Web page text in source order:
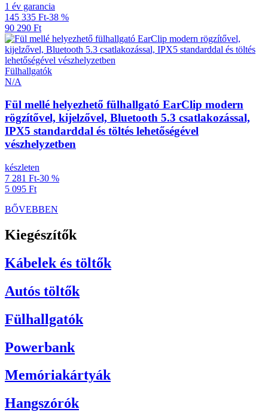
1 év garancia
145 335 Ft-38 %
90 290 Ft
Fülhallgatók
N/A
Fül mellé helyezhető fülhallgató EarClip modern
rögzítővel, kijelzővel, Bluetooth 5.3 csatlakozással,
IPX5 standarddal és töltés lehetőségével
vészhelyzetben
készleten
7 281 Ft-30 %
5 095 Ft
BŐVEBBEN
Kiegészítők
Kábelek és töltők
Autós töltők
Fülhallgatók
Powerbank
Memóriakártyák
Hangszórók